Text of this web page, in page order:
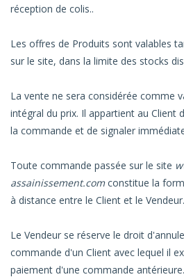
réception de colis..
Les offres de Produits sont valables
sur le site, dans la limite des stocks
La vente ne sera considérée comme
intégral du prix. Il appartient au Client
la commande et de signaler
Toute commande passée sur le site
assainissement.comconstitue la
à distance entre le Client et le Vendeur.
Le Vendeur se réserve le droit
commande d'un Client avec lequel il
paiement d'une commande antérieure.